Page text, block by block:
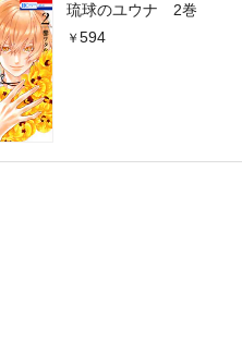
琉球のユウナ 2巻
594